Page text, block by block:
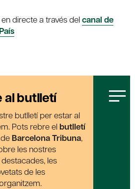
directe a través delcanal de
al butlletí
butlletí per estar al
Pots rebre el butlletí
Barcelona Tribuna,
les nostres
les
de les